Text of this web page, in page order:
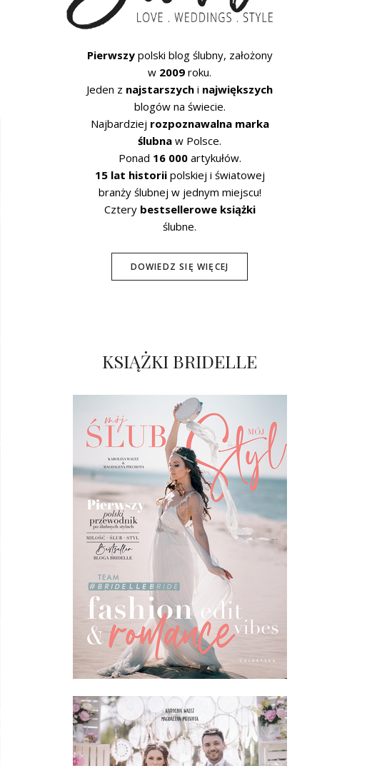
Pierwszypolski blog ślubny, założony
w 2009 roku.
Jeden z najstarszych i największych
blogów na świecie.
Najbardziej rozpoznawalna marka
ślubna w Polsce.
Ponad 16 000artykułów.
15 lat historiipolskiej i światowej
branży ślubnej w jednym miejscu!
Cztery bestsellerowe książki
ślubne.
DOWIEDZ SIĘ WIĘCEJ
KSIĄŻKI BRIDELLE